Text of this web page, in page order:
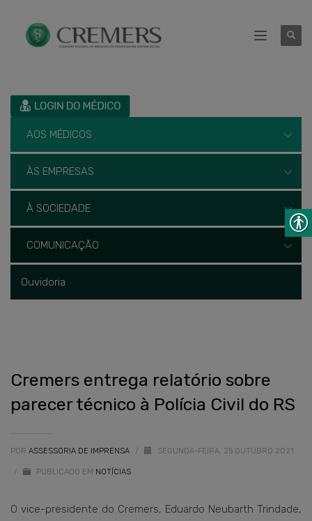
AOS MÉDICOS
ÀS EMPRESAS
À SOCIEDADE
COMUNICAÇÃO
Ouvidoria
Cremers entrega relatório sobre
parecer técnico à Polícia Civil do RS
POR ASSESSORIA DE IMPRENSA / SEGUNDA-FEIRA, 25 OUTUBRO 2021
/ PUBLICADO EM NOTÍCIAS
O vice-presidente do Cremers, Eduardo Neubarth Trindade,